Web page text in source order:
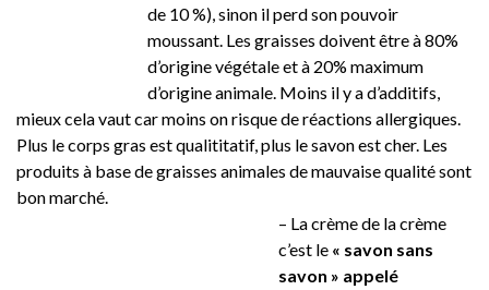
de 10 %), sinon il perd son pouvoir
moussant. Les graisses doivent être à 80%
d’origine végétale et à 20% maximum
d’origine animale. Moins il y a d’additifs,
mieux cela vaut car moins on risque de réactions allergiques.
Plus le corps gras est qualititatif, plus le savon est cher. Les
produits à base de graisses animales de mauvaise qualité sont
bon marché.
– La crème de la crème
c’est le « savon sans
savon » appelé